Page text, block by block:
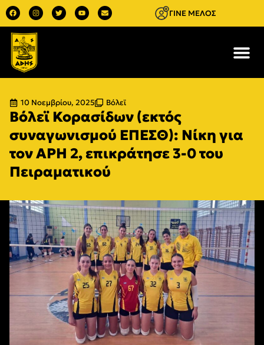
ΓΙΝΕ ΜΕΛΟΣ
10 Νοεμβρίου, 2025 Βόλεϊ
Βόλεϊ Κορασίδων (εκτός
συναγωνισμού ΕΠΕΣΘ): Nίκη για
τον ΑΡΗ 2, επικράτησε 3-0 του
Πειραματικού